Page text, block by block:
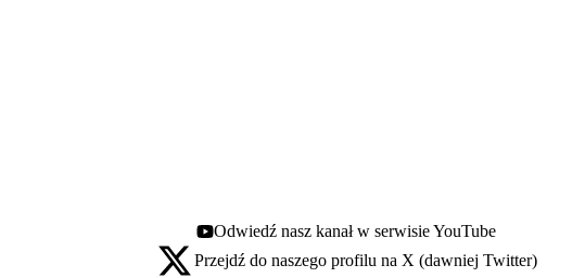
Youtube - otwiera się w nowej karcie
Odwiedź nasz kanał w serwisie YouTube
X - otwiera się w nowej karcie
Przejdź do naszego profilu na X (dawniej Twitter)